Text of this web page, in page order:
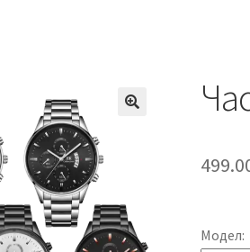
Модел: